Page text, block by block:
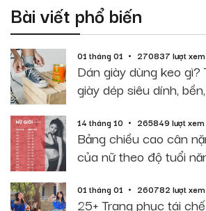
Bài viết phổ biến
01 tháng 01 270837 lượt xem
Dán giày dùng keo gì?
giày dép siêu dính,
14 tháng 10 265849 lượt xem
Bảng chiều cao cân
của nữ theo độ tuổi
01 tháng 01 260782 lượt xem
25+ Trang phục tái